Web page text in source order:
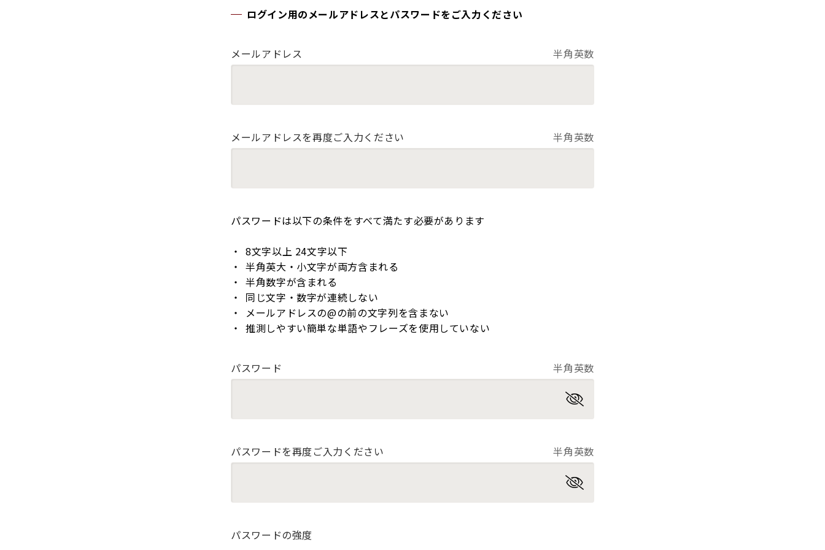
ログイン用のメールアドレスとパスワードをご入力ください
メールアドレス 半角英数
メールアドレスを再度ご入力ください 半角英数
パスワードは以下の条件をすべて満たす必要があります
8文字以上 24文字以下
半角英大・小文字が両方含まれる
半角数字が含まれる
同じ文字・数字が連続しない
メールアドレスの@の前の文字列を含まない
推測しやすい簡単な単語やフレーズを使用していない
パスワード 半角英数
パスワードを再度ご入力ください 半角英数
パスワードの強度